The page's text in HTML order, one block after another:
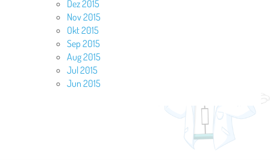
Dez 2015
Nov 2015
Okt 2015
Sep 2015
Aug 2015
Jul 2015
Jun 2015